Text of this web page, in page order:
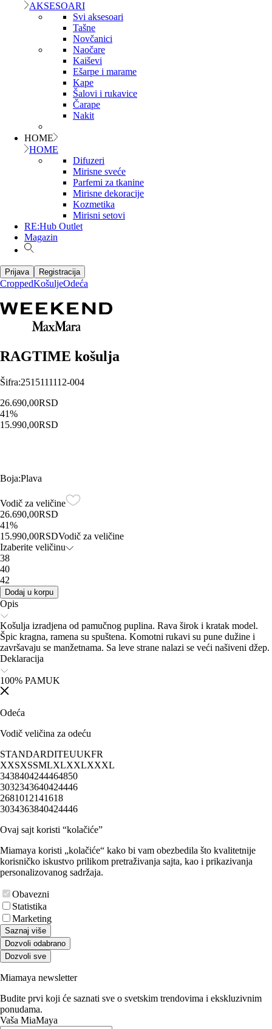
AKSESOARI
Svi aksesoari
Tašne
Novčanici
Naočare
Kaiševi
Ešarpe i marame
Kape
Šalovi i rukavice
Čarape
Nakit
HOME
HOME
Difuzeri
Mirisne sveće
Parfemi za tkanine
Mirisne dekoracije
Kozmetika
Mirisni setovi
RE:Hub Outlet
Magazin
Prijava Registracija
CroppedKošuljeOdeća
RAGTIME košulja
Šifra:2515111112-004
26.690,00RSD
41%
15.990,00RSD
Boja:Plava
Vodič za veličine
26.690,00RSD
41%
15.990,00RSDVodič za veličine
Izaberite veličinu
38
40
42
Dodaj u korpu
Opis
Košulja izradjena od pamučnog puplina. Rava širok i kratak model.
Špic kragna, ramena su spuštena. Komotni rukavi su pune dužine i
završavaju se manžetnama. Sa leve strane nalazi se veći našiveni džep.
Deklaracija
100% PAMUK
Odeća
Vodič veličina za odeću
STANDARDITEUUKFR
XXSXSSMLXLXXLXXXL
3438404244464850
3032343640424446
2681012141618
3034363840424446
Ovaj sajt koristi “kolačiće”
Miamaya koristi „kolačiće“ kako bi vam obezbedila što kvalitetnije
korisničko iskustvo prilikom pretraživanja sajta, kao i prikazivanja
personalizovanog sadržaja.
Obavezni
Statistika
Marketing
Saznaj više
Dozvoli odabrano
Dozvoli sve
Miamaya newsletter
Budite prvi koji će saznati sve o svetskim trendovima i ekskluzivnim
ponudama.
Vaša MiaMaya